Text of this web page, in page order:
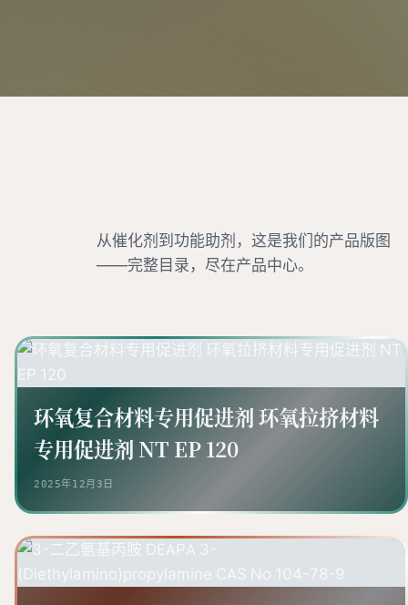
从催化剂到功能助剂，这是我们的产品版图
——完整目录，尽在产品中心。
环氧复合材料专用促进剂 环氧拉挤材料
专用促进剂 NT EP 120
2025年12月3日